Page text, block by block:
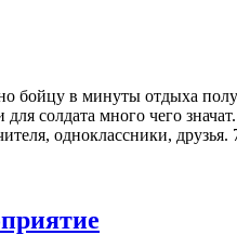
бойцу в минуты отдыха
солдата много чего
одноклассники, друзья.